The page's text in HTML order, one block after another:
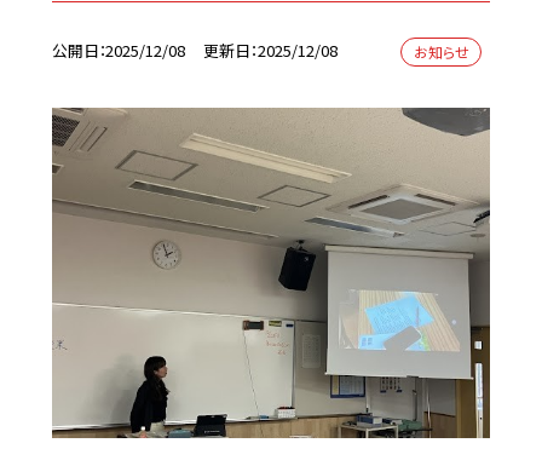
公開日 2025/12/08 更新日 2025/12/08 お知らせ